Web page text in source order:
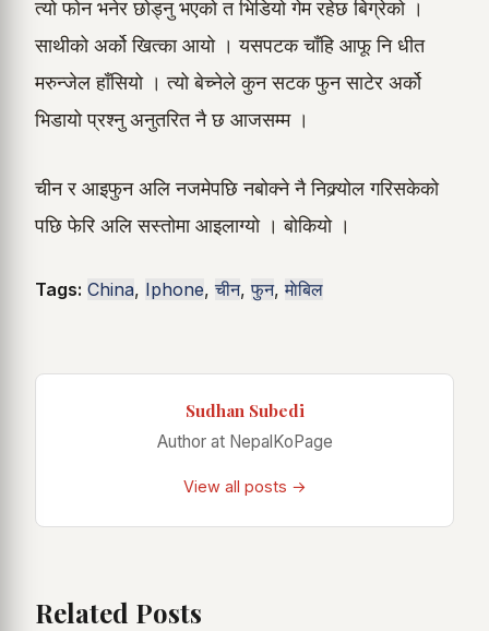
त्यो फोन भनेर छोड्नु भएको त भिडियो गेम रहेछ बिग्रेको ।
साथीको अर्को खित्का आयो । यसपटक चाँहि आफू नि धीत
मरुन्जेल हाँसियो । त्यो बेच्नेले कुन सटक फुन साटेर अर्को
भिडायो प्रश्नु अनुतरित नै छ आजसम्म ।
चीन र आइफुन अलि नजमेपछि नबोक्ने नै निक्र्योल गरिसकेको
पछि फेरि अलि सस्तोमा आइलाग्यो । बोकियो ।
Tags: China, Iphone,चीन,फुन,माेबिल
Sudhan Subedi
Author at NepalKoPage
View all posts →
Related Posts